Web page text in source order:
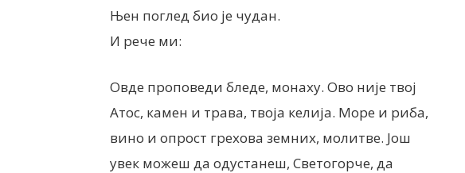
Њен поглед био је чудан.
И рече ми:
Овде проповеди бледе, монаху. Ово није твој
Атос, камен и трава, твоја келија. Море и риба,
вино и опрост грехова земних, молитве. Још
увек можеш да одустанеш, Светогорче, да